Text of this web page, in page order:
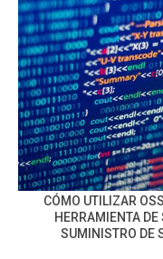
CÓMO UTILIZAR
HERRAMIENTA
SUMINISTRO DE